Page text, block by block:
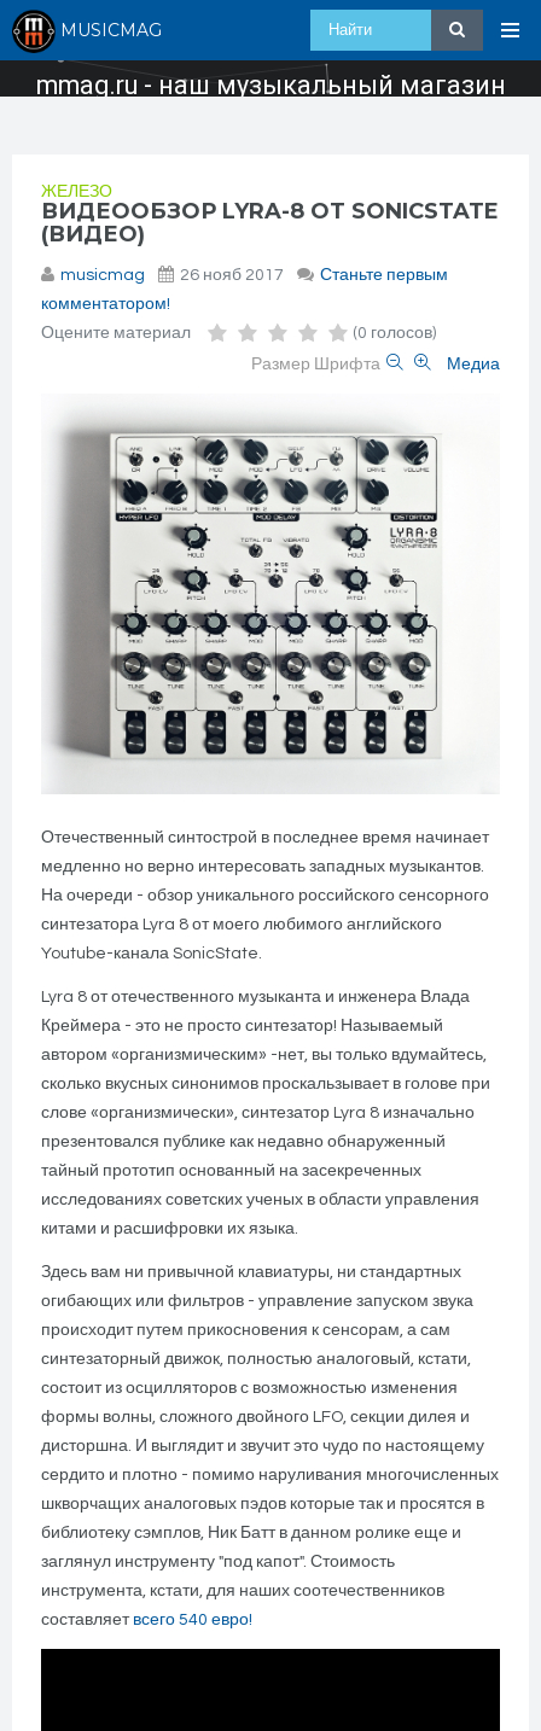
MUSICMAG
mmag.ru - наш музыкальный магазин
ЖЕЛЕЗО
ВИДЕООБЗОР LYRA-8 ОТ SONICSTATE
(ВИДЕО)
musicmag 26 нояб 2017
Станьте первым
комментатором!
Оцените материал
(0 голосов)
Размер Шрифта
Медиа
Отечественный синтострой в последнее время начинает
медленно но верно интересовать западных музыкантов.
На очереди - обзор уникального российского сенсорного
синтезатора Lyra 8 от моего любимого английского
Youtube-канала SonicState.
Lyra 8 от отечественного музыканта и инженера Влада
Креймера - это не просто синтезатор! Называемый
автором «организмическим» -нет, вы только вдумайтесь,
сколько вкусных синонимов проскальзывает в голове при
слове «организмически», синтезатор Lyra 8 изначально
презентовался публике как недавно обнаруженный
тайный прототип основанный на засекреченных
исследованиях советских ученых в области управления
китами и расшифровки их языка.
Здесь вам ни привычной клавиатуры, ни стандартных
огибающих или фильтров - управление запуском звука
происходит путем прикосновения к сенсорам, а сам
синтезаторный движок, полностью аналоговый, кстати,
состоит из осцилляторов с возможностью изменения
формы волны, сложного двойного LFO, секции дилея и
дисторшна. И выглядит и звучит это чудо по настоящему
сердито и плотно - помимо наруливания многочисленных
шкворчащих аналоговых пэдов которые так и просятся в
библиотеку сэмплов, Ник Батт в данном ролике еще и
заглянул инструменту "под капот". Стоимость
инструмента, кстати, для наших соотечественников
составляет всего 540 евро!